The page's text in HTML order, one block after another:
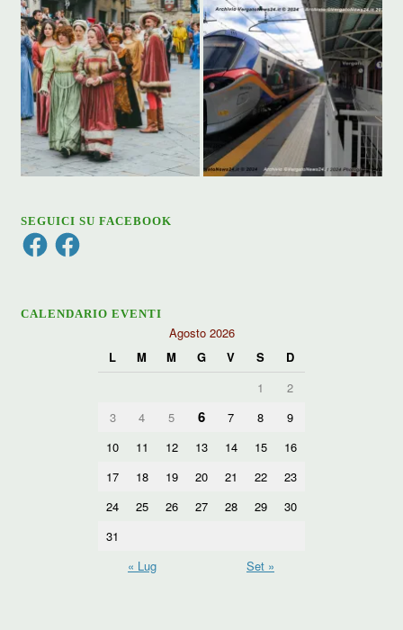
SEGUICI SU FACEBOOK
FacebookFacebook
CALENDARIO EVENTI
Agosto 2026
L
M M G V S
D
1
2
3
4 5 6 7 8
9
10
11 12 13 14 15
16
17
18 19 20 21 22
23
24
25 26 27 28 29
30
31
« Lug
Set »